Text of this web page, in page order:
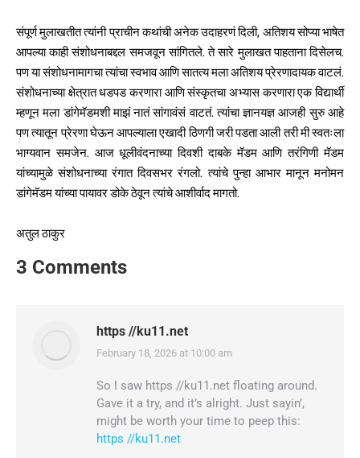
संपूर्ण मुलाखतीत त्यांनी प्राचीन कथांची अनेक उदाहरणं दिली, अतिशय सोप्या भाषेत
आपल्या काही संशोधनाबद्दल समजवून सांगितले. ते सारे मुलाखत पाहताना दिसेलच.
पण या संशोधनामागचा त्यांचा स्वभाव आणि सातत्य मला अतिशय प्रेरणादायक वाटलं.
संशोधनाच्या क्षेत्रात धडपड करणारा आणि संस्कृतचा अभ्यास करणारा एक विद्यार्थी
म्हणून मला डांगेमॅडमशी माझं नातं सांगावंसं वाटतं. त्यांचा ज्ञानयज्ञ आजही सुरु आहे
पण त्यातून प्रेरणा घेऊन आपल्याला एखादी ठिणगी जरी पडता आली तरी मी स्वतःला
भाग्यवान समजेन. आज धूलीवंदनाच्या दिवशी दाबके मॅडम आणि तरंगिणी मॅडम
यांच्यामुळे संशोधनाच्या रंगात दिवसभर रंगलो. त्यांचे पुन्हा आभार मानून मनोमन
डांगेमॅडम यांच्या पायावर डोके ठेवून त्यांचे आशीर्वाद मागतो.
अतुल ठाकुर
3 Comments
https //ku11.net
says:
February 18, 2026 at 10:00 am
So I saw https //ku11.net floating around.
Gave it a try, and it’s alright. Just sayin’,
might be worth your time to peep this:
https //ku11.net